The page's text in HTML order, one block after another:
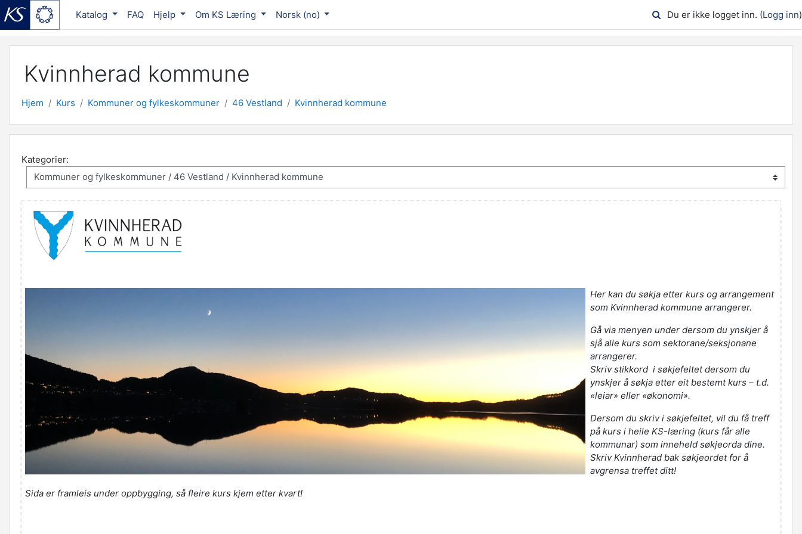
Katalog FAQ Hjelp Om KS Læring Norsk ‎(no)‎ Du er ikke logget inn. (Logg inn)
Kvinnherad kommune
Hjem Kurs Kommuner og fylkeskommuner 46 Vestland Kvinnherad kommune
Kategorier:
Her kan du søkja etter kurs og arrangement
som Kvinnherad kommune arrangerer.
Gå via menyen under dersom du ynskjer å
sjå alle kurs som sektorane/seksjonane
arrangerer.
Skriv stikkord i søkjefeltet dersom du
ynskjer å søkja etter eit bestemt kurs – t.d.
«leiar» eller «økonomi».
Dersom du skriv i søkjefeltet, vil du få treff
på kurs i heile KS-læring (kurs får alle
kommunar) som inneheld søkjeorda dine.
Skriv Kvinnherad bak søkjeordet for å
avgrensa treffet ditt!
Sida er framleis under oppbygging, så fleire kurs kjem etter kvart!